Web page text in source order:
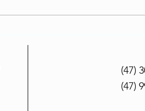
(47)
(47)